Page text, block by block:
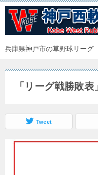
兵庫県神戸市の草野球リーグ
「リーグ戦勝敗
Tweet